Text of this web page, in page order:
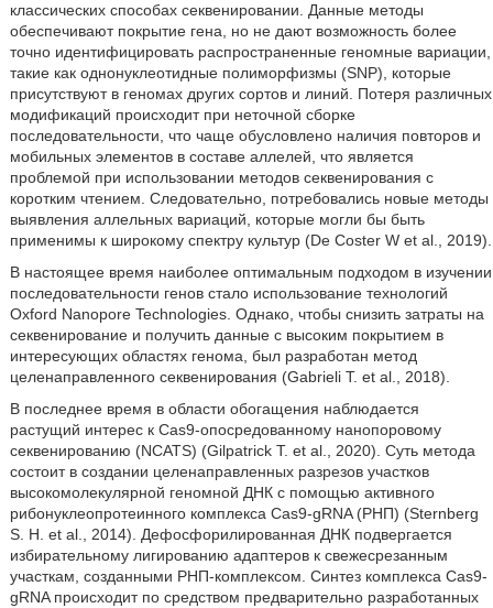
классических способах секвенировании. Данные методы
обеспечивают покрытие гена, но не дают возможность более
точно идентифицировать распространенные геномные вариации,
такие как однонуклеотидные полиморфизмы (SNP), которые
присутствуют в геномах других сортов и линий. Потеря различных
модификаций происходит при неточной сборке
последовательности, что чаще обусловлено наличия повторов и
мобильных элементов в составе аллелей, что является
проблемой при использовании методов секвенирования с
коротким чтением. Следовательно, потребовались новые методы
выявления аллельных вариаций, которые могли бы быть
применимы к широкому спектру культур (De Coster W et al., 2019).
В настоящее время наиболее оптимальным подходом в изучении
последовательности генов стало использование технологий
Oxford Nanopore Technologies. Однако, чтобы снизить затраты на
секвенирование и получить данные с высоким покрытием в
интересующих областях генома, был разработан метод
целенаправленного секвенирования (Gabrieli Т. et al., 2018).
В последнее время в области обогащения наблюдается
растущий интерес к Cas9-опосредованному нанопоровому
секвенированию (NCATS) (Gilpatrick Т. et al., 2020). Суть метода
состоит в создании целенаправленных разрезов участков
высокомолекулярной геномной ДНК с помощью активного
рибонуклеопротеинного комплекса Cas9-gRNA (РНП) (Sternberg
S. Н. et al., 2014). Дефосфорилированная ДНК подвергается
избирательному лигированию адаптеров к свежесрезанным
участкам, созданными РНП-комплексом. Синтез комплекса Cas9-
gRNA происходит по средством предварительно разработанных